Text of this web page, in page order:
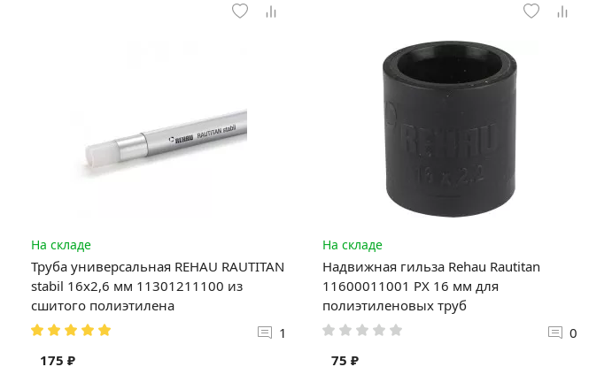
На складе
Труба универсальная REHAU RAUTITAN
stabil 16х2,6 мм 11301211100 из
сшитого полиэтилена
1
175 ₽
На складе
Надвижная гильза Rehau Rautitan
11600011001 PX 16 мм для
полиэтиленовых труб
0
75 ₽